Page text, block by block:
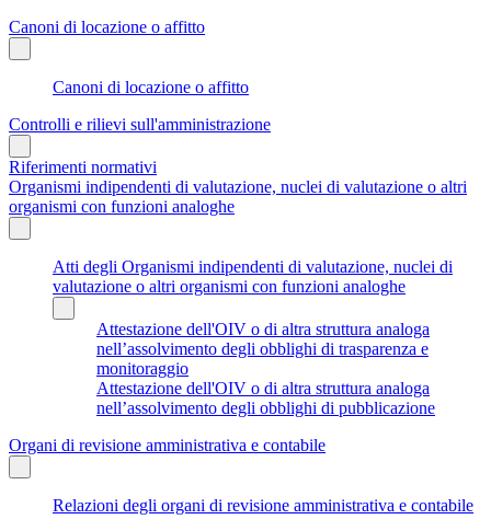
Canoni di locazione o affitto
Canoni di locazione o affitto
Controlli e rilievi sull'amministrazione
Riferimenti normativi
Organismi indipendenti di valutazione, nuclei di valutazione o altri
organismi con funzioni analoghe
Atti degli Organismi indipendenti di valutazione, nuclei di
valutazione o altri organismi con funzioni analoghe
Attestazione dell'OIV o di altra struttura analoga
nell’assolvimento degli obblighi di trasparenza e
monitoraggio
Attestazione dell'OIV o di altra struttura analoga
nell’assolvimento degli obblighi di pubblicazione
Organi di revisione amministrativa e contabile
Relazioni degli organi di revisione amministrativa e contabile